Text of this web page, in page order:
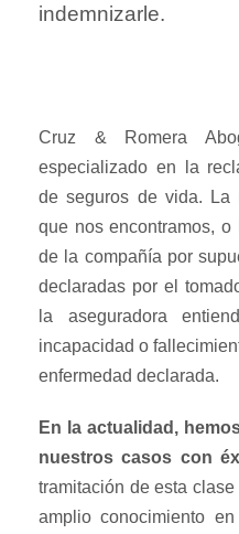
indemnizarle.
Cruz & Romera
especializado en la
de seguros de vida. La
que nos encontramos,
de la compañía por
declaradas por el
la aseguradora
incapacidad o
enfermedad declarada.
En la actualidad,
nuestros casos con
tramitación de esta
amplio conocimiento